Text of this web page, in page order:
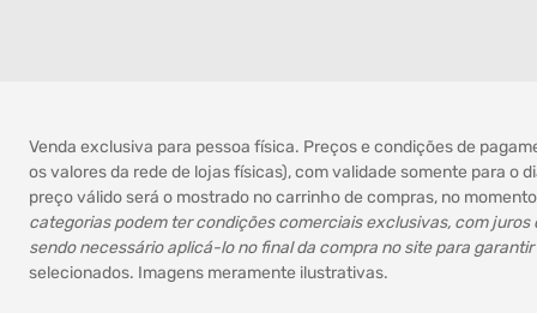
Venda exclusiva para pessoa física. Preços e condições de
os valores da rede de lojas físicas), com validade somente para o
preço válido será o mostrado no carrinho de compras, no
categorias podem ter condições comerciais exclusivas, com juros
sendo necessário aplicá-lo no final da compra no site para
selecionados. Imagens meramente ilustrativas.